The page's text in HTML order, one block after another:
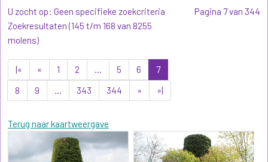
U zocht op: Geen specifieke zoekcriteria
Zoekresultaten (145 t/m 168 van 8255
molens)
|« « 1 2 ... 5 6
7
8
9 ... 343 344 » »|
Terug naar kaartweergave
Pagina 7 van 344